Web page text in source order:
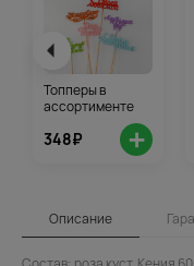
Топперы в
ассортименте
348₽ +
Описание